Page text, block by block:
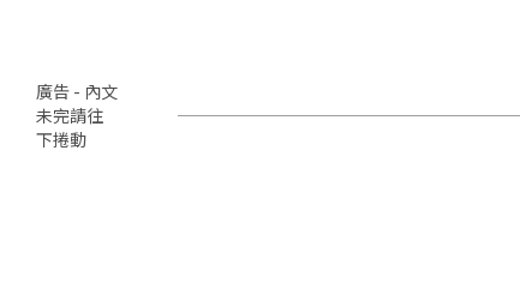
廣告 - 內文
未完請往
下捲動